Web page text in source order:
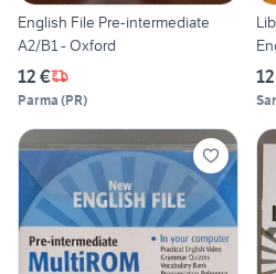
English File Pre-intermediate
A2/B1 - Oxford
12 €
Parma (PR)